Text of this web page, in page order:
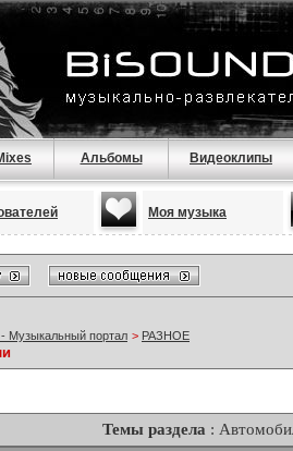
Альбомы Видеоклипы
Моя музыка
Музыкальный портал > РАЗНОЕ
Темы раздела :